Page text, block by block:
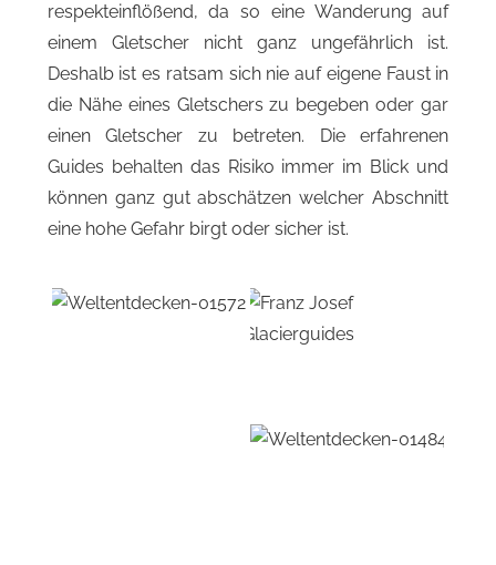
respekteinflößend, da so eine Wanderung auf
einem Gletscher nicht ganz ungefährlich ist.
Deshalb ist es ratsam sich nie auf eigene Faust in
die Nähe eines Gletschers zu begeben oder gar
einen Gletscher zu betreten. Die erfahrenen
Guides behalten das Risiko immer im Blick und
können ganz gut abschätzen welcher Abschnitt
eine hohe Gefahr birgt oder sicher ist.